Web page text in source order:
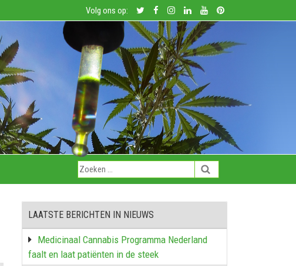
Volg ons op:
LAATSTE BERICHTEN IN NIEUWS
Medicinaal Cannabis Programma Nederland
faalt en laat patiënten in de steek